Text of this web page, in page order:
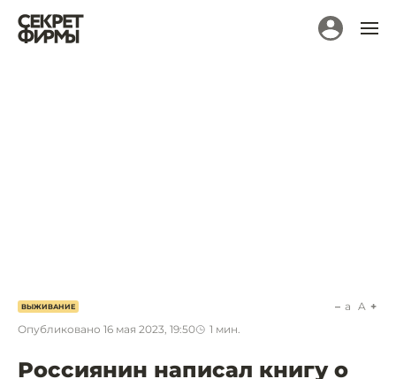
ВЫЖИВАНИЕ
Опубликовано 16 мая 2023, 19:50 1 мин.
a A
Россиянин написал книгу о